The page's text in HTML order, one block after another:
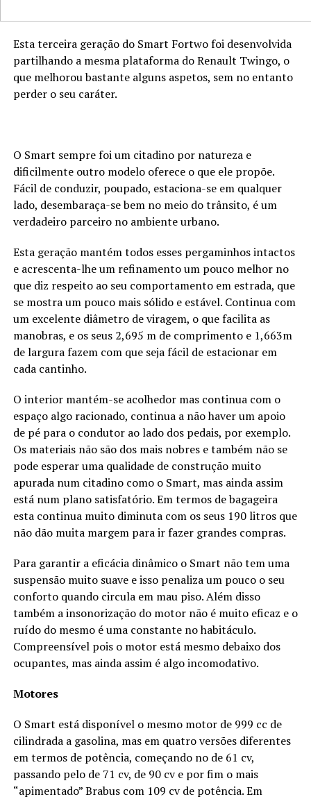
Esta terceira geração do Smart Fortwo foi desenvolvida
partilhando a mesma plataforma do Renault Twingo, o
que melhorou bastante alguns aspetos, sem no entanto
perder o seu caráter.
O Smart sempre foi um citadino por natureza e
dificilmente outro modelo oferece o que ele propõe.
Fácil de conduzir, poupado, estaciona-se em qualquer
lado, desembaraça-se bem no meio do trânsito, é um
verdadeiro parceiro no ambiente urbano.
Esta geração mantém todos esses pergaminhos intactos
e acrescenta-lhe um refinamento um pouco melhor no
que diz respeito ao seu comportamento em estrada, que
se mostra um pouco mais sólido e estável. Continua com
um excelente diâmetro de viragem, o que facilita as
manobras, e os seus 2,695 m de comprimento e 1,663m
de largura fazem com que seja fácil de estacionar em
cada cantinho.
O interior mantém-se acolhedor mas continua com o
espaço algo racionado, continua a não haver um apoio
de pé para o condutor ao lado dos pedais, por exemplo.
Os materiais não são dos mais nobres e também não se
pode esperar uma qualidade de construção muito
apurada num citadino como o Smart, mas ainda assim
está num plano satisfatório. Em termos de bagageira
esta continua muito diminuta com os seus 190 litros que
não dão muita margem para ir fazer grandes compras.
Para garantir a eficácia dinâmico o Smart não tem uma
suspensão muito suave e isso penaliza um pouco o seu
conforto quando circula em mau piso. Além disso
também a insonorização do motor não é muito eficaz e o
ruído do mesmo é uma constante no habitáculo.
Compreensível pois o motor está mesmo debaixo dos
ocupantes, mas ainda assim é algo incomodativo.
Motores
O Smart está disponível o mesmo motor de 999 cc de
cilindrada a gasolina, mas em quatro versões diferentes
em termos de potência, começando no de 61 cv,
passando pelo de 71 cv, de 90 cv e por fim o mais
“apimentado” Brabus com 109 cv de potência. Em